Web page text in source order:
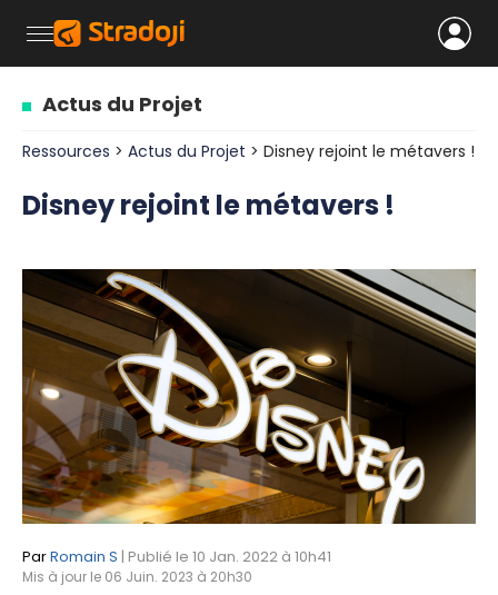
Actus du Projet
Ressources > Actus du Projet > Disney rejoint le métavers !
Disney rejoint le métavers !
ParRomain S | Publié le 10 Jan. 2022 à 10h41
Mis à jour le 06 Juin. 2023 à 20h30